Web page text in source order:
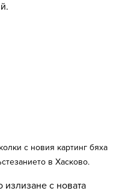
с новия картинг бяха
в Хасково.
с новата